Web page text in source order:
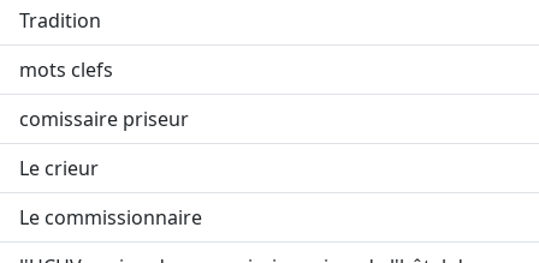
Tradition
mots clefs
comissaire priseur
Le crieur
Le commissionnaire